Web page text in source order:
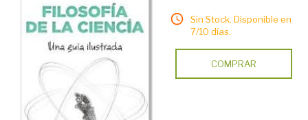
Sin Stock. Disponible en
7/10 días.
COMPRAR